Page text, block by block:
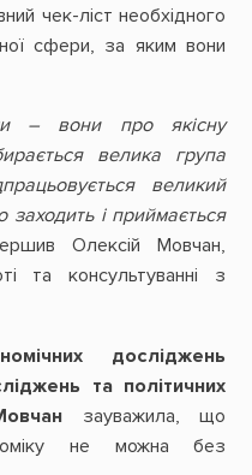
чек-ліст необхідного
сфери, за яким вони
– вони про якісну
велика група
великий
заходить і приймається
Олексій Мовчан,
та консультуванні з
досліджень
та політичних
зауважила, що
не можна без